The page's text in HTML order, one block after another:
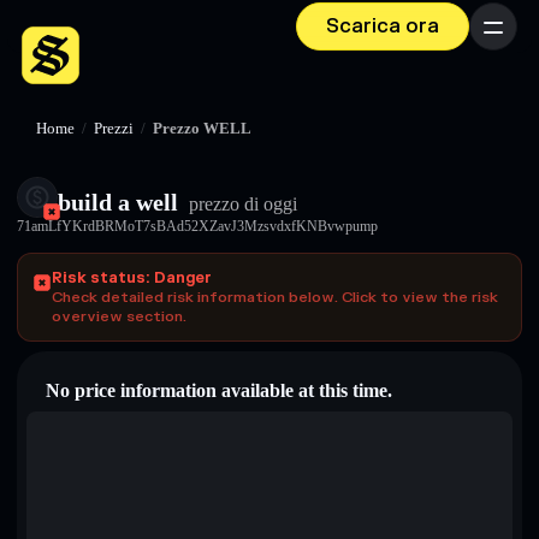
Scarica ora Menu
Home / Prezzi / Prezzo WELL
build a well prezzo di oggi
71amLfYKrdBRMoT7sBAd52XZavJ3MzsvdxfKNBvwpump
Risk status: Danger
Check detailed risk information below. Click to view the risk
overview section.
No price information available at this time.